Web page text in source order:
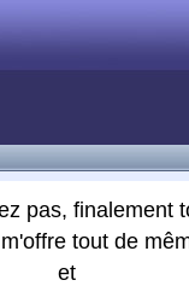
pas, finalement
tout de
et